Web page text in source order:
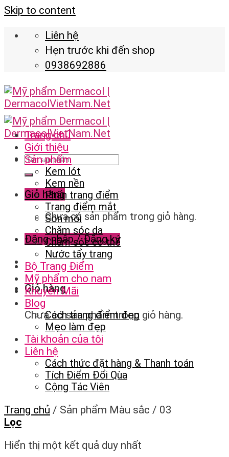
Skip to content
Liên hệ
Hẹn trước khi đến shop
0938692886
Giỏ hàng
Chưa có sản phẩm trong giỏ hàng.
Đăng nhập / Đăng ký
Giỏ hàng
Chưa có sản phẩm trong giỏ hàng.
Trang chủ
Giới thiệu
Sản phẩm
Kem lót
Kem nền
Phấn trang điểm
Trang điểm mắt
Son môi
Chăm sóc da
Chăm sóc cơ thể
Nước tẩy trang
Bộ Trang Điểm
Mỹ phẩm cho nam
Khuyến Mãi
Blog
Cách trang điểm đẹp
Mẹo làm đẹp
Tài khoản của tôi
Liên hệ
Cách thức đặt hàng & Thanh toán
Tích Điểm Đổi Qùa
Cộng Tác Viên
Trang chủ / Sản phẩm Màu sắc / 03
Lọc
Hiển thị một kết quả duy nhất